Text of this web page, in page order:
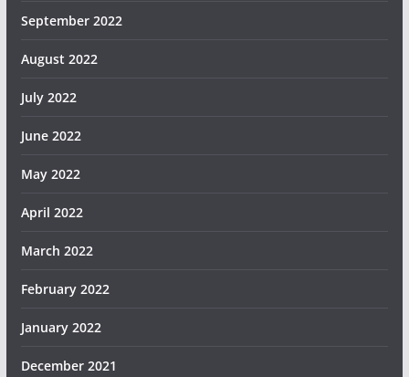
September 2022
August 2022
July 2022
June 2022
May 2022
April 2022
March 2022
February 2022
January 2022
December 2021